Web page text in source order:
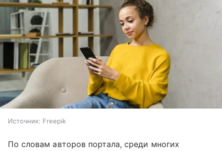
Источник: Freepik
По словам авторов портала, среди многих